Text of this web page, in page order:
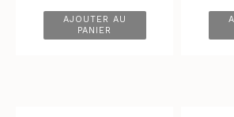
AJOUTER AU
PANIER